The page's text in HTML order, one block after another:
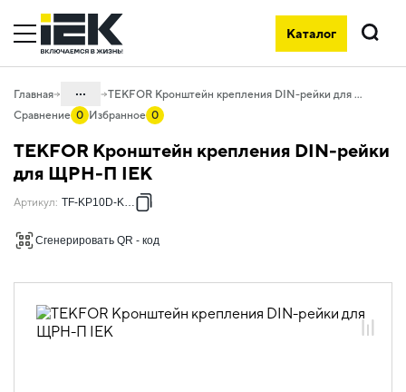
Каталог
Поиск
Главная ...
04. Щитовое оборудование
04.01 Корпуса пластиковые
модульного оборудования TEKFOR
TEKFOR Кронштейн крепления DIN-рейки для ЩРН-П IEK
Сравнение 0 Избранное 0
TEKFOR Кронштейн крепления DIN-рейки
для ЩРН-П IEK
Артикул: TF-KP10D-KR-N
Сгенерировать QR - код